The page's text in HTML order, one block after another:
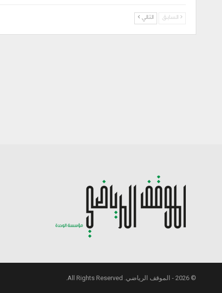
السابق التالي
© 2026 - الموقف الرياضي. All Rights Reserved.